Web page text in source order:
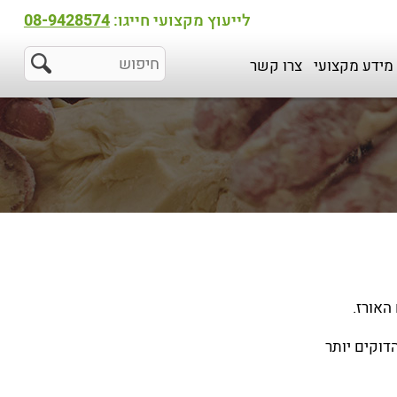
לייעוץ מקצועי חייגו:08-9428574
מידע מקצועי צרו קשר
יותר